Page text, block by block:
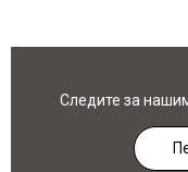
Следите за